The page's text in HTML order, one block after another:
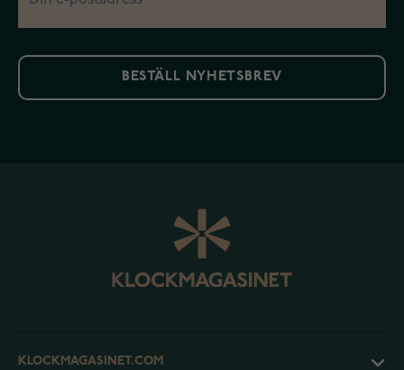
BESTÄLL NYHETSBREV
KLOCKMAGASINET.COM